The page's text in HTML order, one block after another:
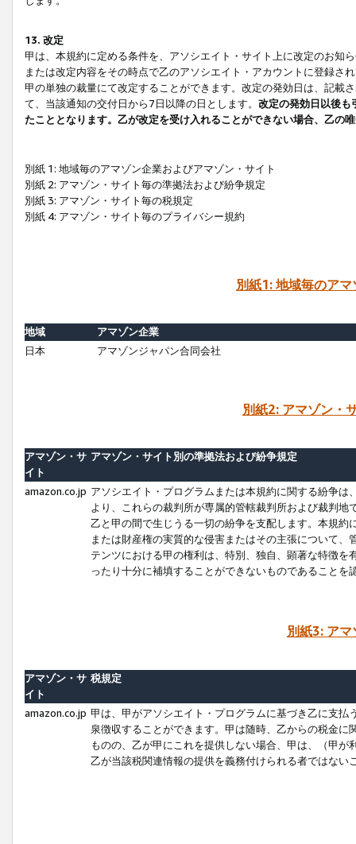
13. 改定
甲は、本規約に定める条件を、アソシエイト・サイト上に改定のお知
または改定内容をその時点で乙のアソシエイト・アカウントに登録さ
甲の単独の裁量にて改定することができます。改定の発効日は、記載
て、当該通知の交付日から7日以降の日とします。 改定の発効日以後も
たこととなります。乙が改定を受け入れることができない場合、乙の
別紙 1: 地域毎のアマゾン企業およびアマゾン・サイト
別紙 2: アマゾン・サイト毎の準拠法および紛争規定
別紙 3: アマゾン・サイト毎の税規定
別紙 4: アマゾン・サイト毎のプライバシー規約
別紙1: 地域毎のア
地域
アマゾン企業
日本
アマゾンジャパン合同会社
別紙2: アマゾン・
アマゾン・サ
イト
アマゾン・サイト別の準拠法および紛争規定
amazon.co.jp アソシエイト・プログラムまたは本規約に関する紛争
より、これらの裁判所が専属的管轄裁判所および裁判
乙と甲の間で生じうる一切の紛争を支配します。本規
または財産権の実質的な侵害またはその主張について
テンツにおける甲の権利は、特別、独自、顕著な特徴
ったり十分に補填することができないものであることを
別紙3: ア
アマゾン・サ
イト
税規定
amazon.co.jp 甲は、甲がアソシエイト・プログラムに基づき乙に支
泉徴収することができます。甲は随時、乙からの税金
ものの、乙が甲にこれを提供しない場合、甲は、（甲
乙が当該税関連情報の提供を義務付けられる者ではな